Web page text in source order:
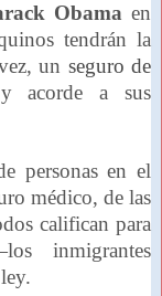
Obama en
tendrán la
un seguro de
acorde a sus
personas en el
médico, de las
califican para
inmigrantes